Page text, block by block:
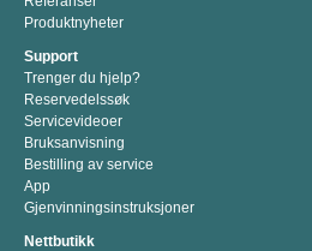
Produktnyheter
Support
Trenger du hjelp?
Reservedelssøk
Servicevideoer
Bruksanvisning
Bestilling av service
App
Gjenvinningsinstruksjoner
Nettbutikk